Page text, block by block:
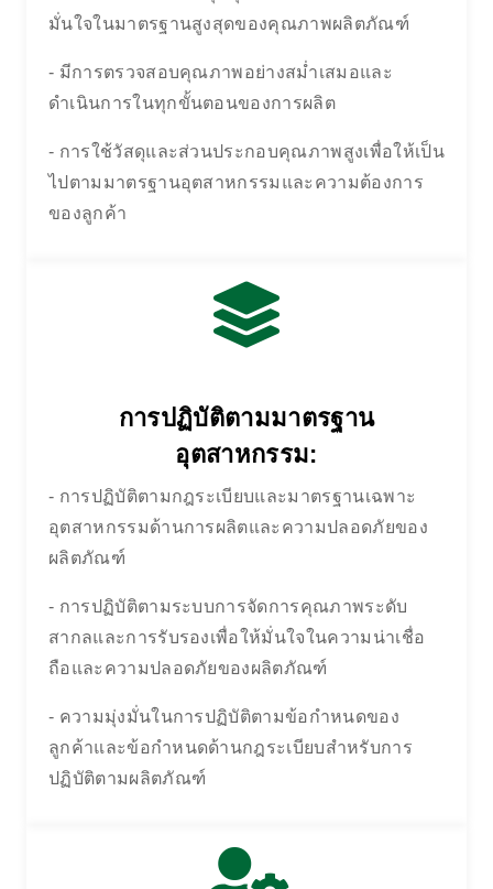
มั่นใจในมาตรฐานสูงสุดของคุณภาพผลิตภัณฑ์
- มีการตรวจสอบคุณภาพอย่างสม่ำเสมอและ
ดำเนินการในทุกขั้นตอนของการผลิต
- การใช้วัสดุและส่วนประกอบคุณภาพสูงเพื่อให้เป็น
ไปตามมาตรฐานอุตสาหกรรมและความต้องการ
ของลูกค้า
การปฏิบัติตามมาตรฐาน
อุตสาหกรรม:
- การปฏิบัติตามกฎระเบียบและมาตรฐานเฉพาะ
อุตสาหกรรมด้านการผลิตและความปลอดภัยของ
ผลิตภัณฑ์
- การปฏิบัติตามระบบการจัดการคุณภาพระดับ
สากลและการรับรองเพื่อให้มั่นใจในความน่าเชื่อ
ถือและความปลอดภัยของผลิตภัณฑ์
- ความมุ่งมั่นในการปฏิบัติตามข้อกำหนดของ
ลูกค้าและข้อกำหนดด้านกฎระเบียบสำหรับการ
ปฏิบัติตามผลิตภัณฑ์